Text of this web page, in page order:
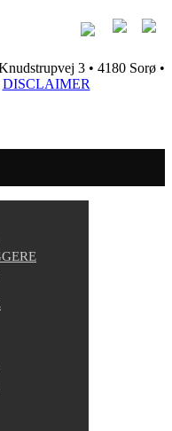
3 • 4180 Sorø •
DISCLAIMER